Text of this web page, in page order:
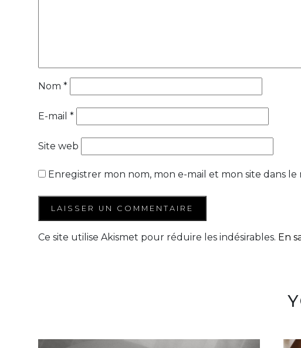
Nom *
E-mail *
Site web
Enregistrer mon nom, mon e-mail et mon site dans
Ce site utilise Akismet pour réduire les indésirables. En